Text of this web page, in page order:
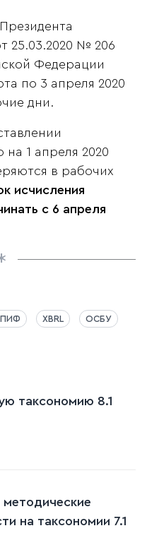
25.03.2020 № 206
Федерации
по 3 апреля 2020
дни.
1 апреля 2020
в рабочих
исчисления
с 6 апреля
XBRL ОСБУ
таксономию 8.1
методические
на таксономии 7.1